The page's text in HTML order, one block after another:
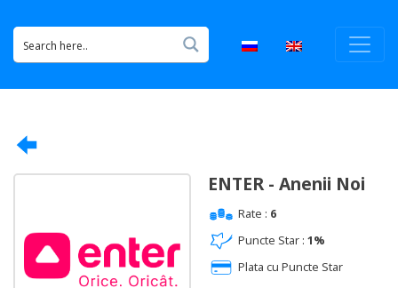
ENTER - Anenii Noi
Rate : 6
Puncte Star : 1%
Plata cu Puncte Star